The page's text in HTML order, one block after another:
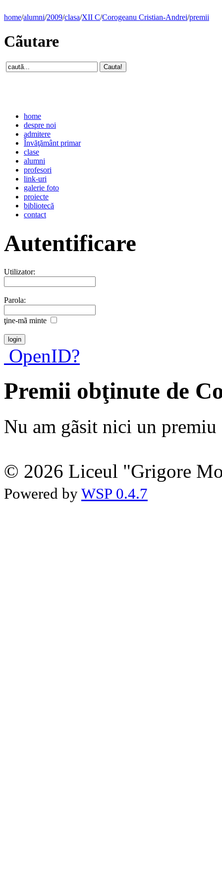
home/alumni/2009/clasa/XII C/Corogeanu Cristian-Andrei/premii
Cãutare
home
despre noi
admitere
Învăţământ primar
clase
alumni
profesori
link-uri
galerie foto
proiecte
bibliotecă
contact
Autentificare
Utilizator:
Parola:
ţine-mã minte
OpenID?
Premii obţinute de
Nu am gãsit nici un premiu
© 2026 Liceul "Grigore
Powered by WSP 0.4.7